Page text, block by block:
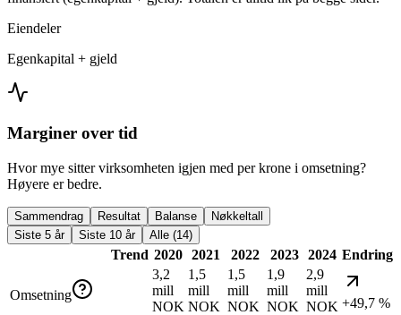
Eiendeler
Egenkapital + gjeld
Marginer over tid
Hvor mye sitter virksomheten igjen med per krone i omsetning?
Høyere er bedre.
Sammendrag Resultat Balanse
Nøkkeltall
Siste 5 år
Siste 10 år Alle (14)
Trend 2020 2021 2022 2023 2024 Endring
Omsetning
3,2
mill
NOK
1,5
mill
NOK
1,5
mill
NOK
1,9
mill
NOK
2,9
mill
NOK +49,7 %